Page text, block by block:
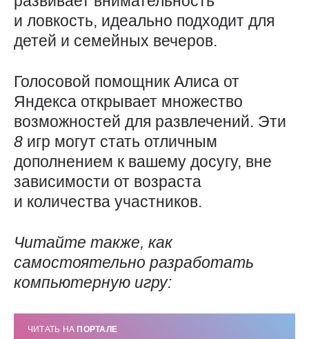
и ловкость, идеально подходит для
детей и семейных вечеров.
Голосовой помощник Алиса от
Яндекса открывает множество
возможностей для развлечений. Эти
8 игр могут стать отличным
дополнением к вашему досугу, вне
зависимости от возраста
и количества участников.
Читайте также, как
самостоятельно разработать
компьютерную игру:
ЧИТАТЬ НА ПОРТАЛЕ